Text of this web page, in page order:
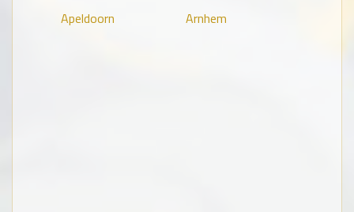
Apeldoorn Arnhem